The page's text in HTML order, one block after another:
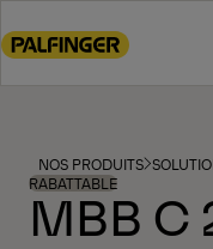
to
footer
content
NOS PRODUITS
RABATTABLE
MBB C